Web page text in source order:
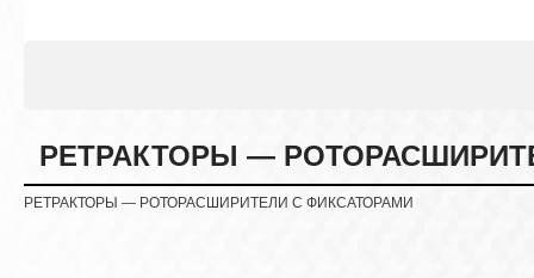
РЕТРАКТОРЫ —
РЕТРАКТОРЫ — РОТОРАСШИРИТЕЛИ С ФИКСАТОРАМИ